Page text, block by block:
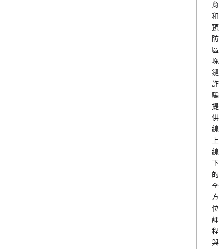
育
和
預
防
區
塊
鏈
詐
騙
提
供
線
線
下
的
全
方
位
課
程
與